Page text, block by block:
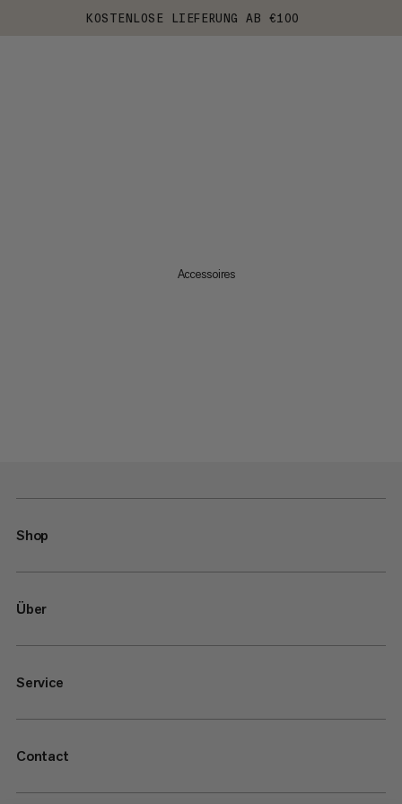
KOSTENLOSE LIEFERUNG AB €100
Accessoires
Shop
Über
Service
Contact